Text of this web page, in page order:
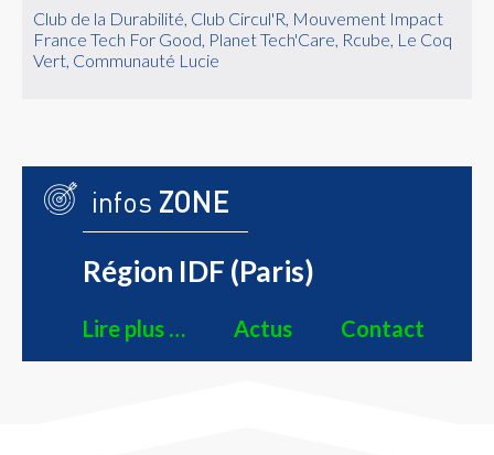
Club de la Durabilité, Club Circul'R, Mouvement Impact
France Tech For Good, Planet Tech'Care, Rcube, Le Coq
Vert, Communauté Lucie
infos ZONE
Région IDF (Paris)
Lire plus … Actus Contact